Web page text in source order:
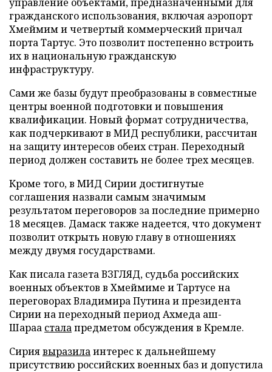
гражданского использования, включая аэропорт
Хмеймим и четвертый коммерческий причал
порта Тартус. Это позволит постепенно встроить
их в национальную гражданскую
инфраструктуру.
Сами же базы будут преобразованы в совместные
центры военной подготовки и повышения
квалификации. Новый формат сотрудничества,
как подчеркивают в МИД республики, рассчитан
на защиту интересов обеих стран. Переходный
период должен составить не более трех месяцев.
Кроме того, в МИД Сирии достигнутые
соглашения назвали самым значимым
результатом переговоров за последние примерно
18 месяцев. Дамаск также надеется, что документ
позволит открыть новую главу в отношениях
между двумя государствами.
Как писала газета ВЗГЛЯД, судьба российских
военных объектов в Хмеймиме и Тартусе на
переговорах Владимира Путина и президента
Сирии на переходный период Ахмеда аш-
Шараа сталапредметом обсуждения в Кремле.
Сириявыразилаинтерес к дальнейшему
присутствию российских военных баз и допустила